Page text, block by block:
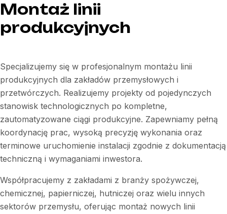
Montaż linii
produkcyjnych
Specjalizujemy się w profesjonalnym montażu linii
produkcyjnych dla zakładów przemysłowych i
przetwórczych. Realizujemy projekty od pojedynczych
stanowisk technologicznych po kompletne,
zautomatyzowane ciągi produkcyjne. Zapewniamy pełną
koordynację prac, wysoką precyzję wykonania oraz
terminowe uruchomienie instalacji zgodnie z dokumentacją
techniczną i wymaganiami inwestora.
Współpracujemy z zakładami z branży spożywczej,
chemicznej, papierniczej, hutniczej oraz wielu innych
sektorów przemysłu, oferując montaż nowych linii